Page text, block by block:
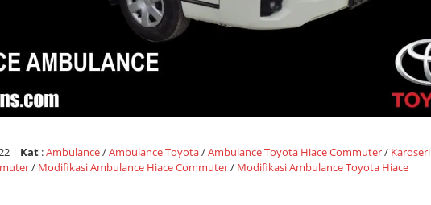
| Kat :Ambulance/Ambulance Toyota/Ambulance Toyota Hiace Commuter/ Karoseri
/ Modifikasi Ambulance Hiace Commuter/ Modifikasi Ambulance Toyota Hiace